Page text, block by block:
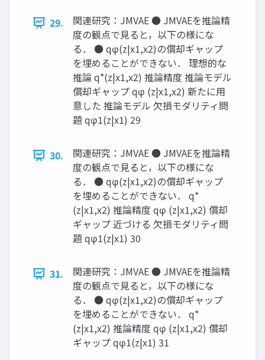
29.
関連研究：JMVAE ● JMVAEを推論精
度の観点で見ると，以下の様にな
る． ● qφ(z|x1,x2)の償却ギャップ
を埋めることができない． 理想的な
推論 q*(z|x1,x2) 推論精度 推論モデル
償却ギャップ qφ (z|x1,x2) 新たに用
意した 推論モデル 欠損モダリティ問
題 qφ1(z|x1) 29
30.
関連研究：JMVAE ● JMVAEを推論精
度の観点で見ると，以下の様にな
る． ● qφ(z|x1,x2)の償却ギャップ
を埋めることができない． q*
(z|x1,x2) 推論精度 qφ (z|x1,x2) 償却
ギャップ 近づける 欠損モダリティ問
題 qφ1(z|x1) 30
31.
関連研究：JMVAE ● JMVAEを推論精
度の観点で見ると，以下の様にな
る． ● qφ(z|x1,x2)の償却ギャップ
を埋めることができない． q*
(z|x1,x2) 推論精度 qφ (z|x1,x2) 償却
ギャップ qφ1(z|x1) 31